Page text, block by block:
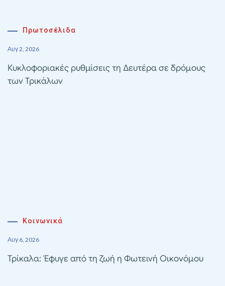
Πρωτοσέλιδα
Αυγ 2, 2026
Κυκλοφοριακές ρυθμίσεις τη Δευτέρα σε δρόμους
των Τρικάλων
Κοινωνικά
Αυγ 6, 2026
Τρίκαλα: Έφυγε από τη ζωή η Φωτεινή Οικονόμου